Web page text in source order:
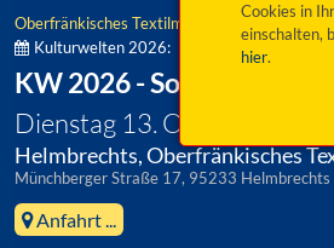
Cookies in
einschalten,
hier.
Oberfränkisches Textilmuseum e.V.
Kulturwelten 2026:
KW 2026 - Sorvina
Dienstag 13. Oktober 2026
Helmbrechts, Oberfränkisches
Münchberger Straße 17, 95233 Helmbrechts
Anfahrt ...